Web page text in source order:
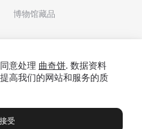
博物馆藏品
意处理 曲奇饼. 数据资料
高我们的网站和服务的质
接受